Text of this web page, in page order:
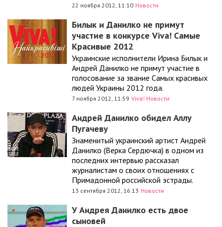
22 ноября 2012, 11:10 Новости
Билык и Данилко не примут
участие в конкурсе Viva! Самые
Красивые 2012
Украинские исполнители Ирина Билык и
Андрей Данилко не примут участие в
голосование за звание Самых красивых
людей Украины 2012 года.
7 ноября 2012, 11:59 Viva! Новости
Андрей Данилко обидел Аллу
Пугачеву
Знаменитый украинский артист Андрей
Данилко (Верка Сердючка) в одном из
последних интервью рассказал
журналистам о своих отношениях с
Примадонной российской эстрады.
13 сентября 2012, 16:13 Новости
У Андрея Данилко есть двое
сыновей